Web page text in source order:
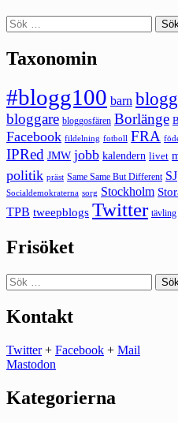
Sök
efter:
Taxonomin
#blogg100 barn blogg
bloggare bloggosfären Borlänge
Facebook fildelning fotboll FRA
IPRed JMW jobb kalendern livet
politik präst Same Same But Different SJ
Socialdemokraterna sorg Stockholm
TPB tweepblogs Twitter tävling
Frisöket
Sök
efter:
Kontakt
Twitter+ Facebook + Mail
Mastodon
Kategorierna